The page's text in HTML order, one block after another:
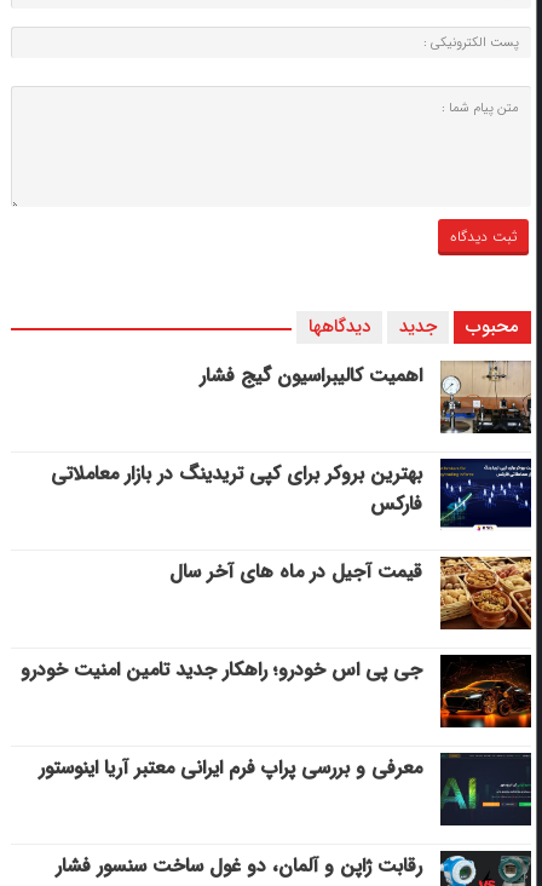
محبوب جدید دیدگاهها
اهمیت کالیبراسیون گیج فشار
بهترین بروکر برای کپی‌ تریدینگ در بازار معاملاتی
فارکس
قیمت آجیل در ماه های آخر سال
جی پی اس خودرو؛ راهکار جدید تامین امنیت خودرو
معرفی و بررسی پراپ فرم ایرانی معتبر آریا اینوستور
رقابت ژاپن و آلمان، دو غول ساخت سنسور فشار